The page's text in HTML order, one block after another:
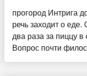
прогород Интрига
речь заходит о еде.
два раза за пиццу
Вопрос почти